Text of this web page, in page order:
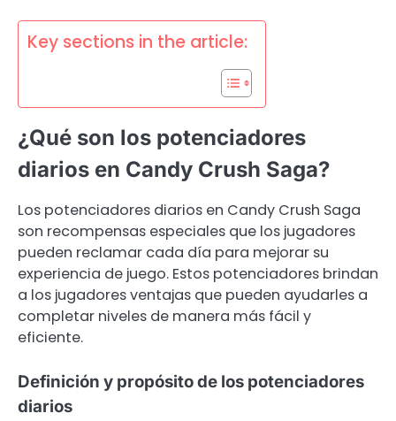
Key sections in the article:
¿Qué son los potenciadores
diarios en Candy Crush Saga?
Los potenciadores diarios en Candy Crush Saga
son recompensas especiales que los jugadores
pueden reclamar cada día para mejorar su
experiencia de juego. Estos potenciadores brindan
a los jugadores ventajas que pueden ayudarles a
completar niveles de manera más fácil y
eficiente.
Definición y propósito de los potenciadores
diarios